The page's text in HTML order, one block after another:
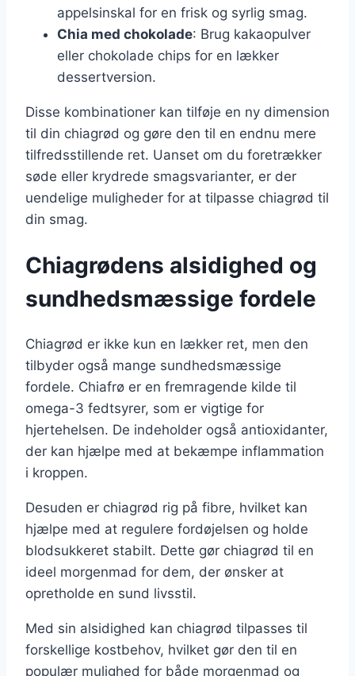
appelsinskal for en frisk og syrlig smag.
Chia med chokolade: Brug kakaopulver
eller chokolade chips for en lækker
dessertversion.
Disse kombinationer kan tilføje en ny dimension
til din chiagrød og gøre den til en endnu mere
tilfredsstillende ret. Uanset om du foretrækker
søde eller krydrede smagsvarianter, er der
uendelige muligheder for at tilpasse chiagrød til
din smag.
Chiagrødens alsidighed og
sundhedsmæssige fordele
Chiagrød er ikke kun en lækker ret, men den
tilbyder også mange sundhedsmæssige
fordele. Chiafrø er en fremragende kilde til
omega-3 fedtsyrer, som er vigtige for
hjertehelsen. De indeholder også antioxidanter,
der kan hjælpe med at bekæmpe inflammation
i kroppen.
Desuden er chiagrød rig på fibre, hvilket kan
hjælpe med at regulere fordøjelsen og holde
blodsukkeret stabilt. Dette gør chiagrød til en
ideel morgenmad for dem, der ønsker at
opretholde en sund livsstil.
Med sin alsidighed kan chiagrød tilpasses til
forskellige kostbehov, hvilket gør den til en
populær mulighed for både morgenmad og